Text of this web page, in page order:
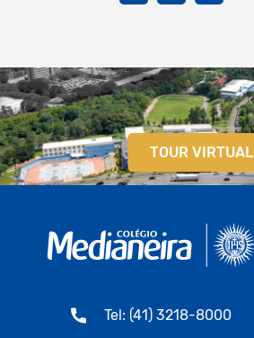
TOUR VIRTUAL
Tel: (41) 3218-8000